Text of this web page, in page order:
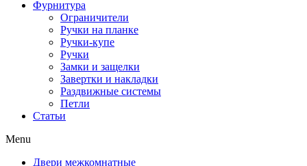
Фурнитура
Ограничители
Ручки на планке
Ручки-купе
Ручки
Замки и защелки
Завертки и накладки
Раздвижные системы
Петли
Статьи
Menu
Двери межкомнатные